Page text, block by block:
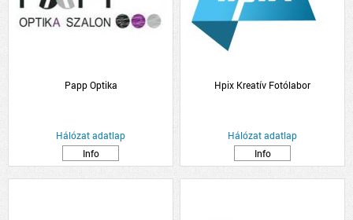
Papp Optika
Hálózat adatlap
Info
Hpix Kreatív Fotólabor
Hálózat adatlap
Info